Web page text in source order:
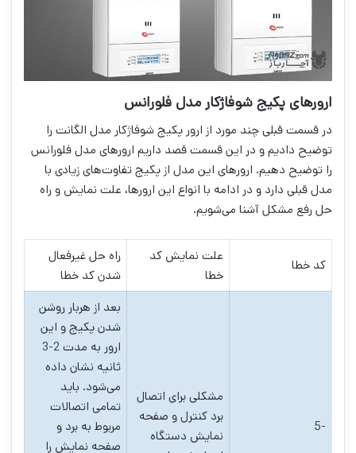
ارورهای پکیج شوفاژکار مدل فلورانس
در قسمت قبلی چند مورد از ارور پکیج شوفاژکار مدل الگانت را
توضیح دادیم و در این قسمت قصد داریم ارورهای مدل فلورانس
را توضیح دهیم. ارورهای این مدل از پکیج تفاوت‌های زیادی با
مدل قبلی دارد و در ادامه با انواع این ارورها، علت نمایش و راه
حل رفع مشکل آشنا می‌شویم.
کد خطا
علت نمایش کد
خطا
راه حل غیرفعال
شدن کد خطا
-5
مشکلی برای اتصال
برد کنترل و صفحه
نمایش دستگاه
بعد از هربار روشن
شدن پکیج و این
ارور به مدت 2-3
ثانیه نشان داده
می‌شود. باید
تمامی اتصالات
مربوط به برد و
صفحه نمایش را